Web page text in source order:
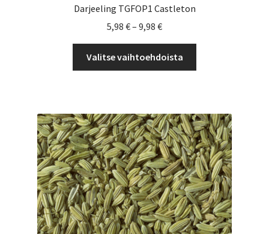
Darjeeling TGFOP1 Castleton
5,98 €– 9,98 €Hintaluokka:
5,98 €
-
9,98 €
Valitse vaihtoehdoista
Voit
tehdä
valinnat
tuotteen
sivulla.